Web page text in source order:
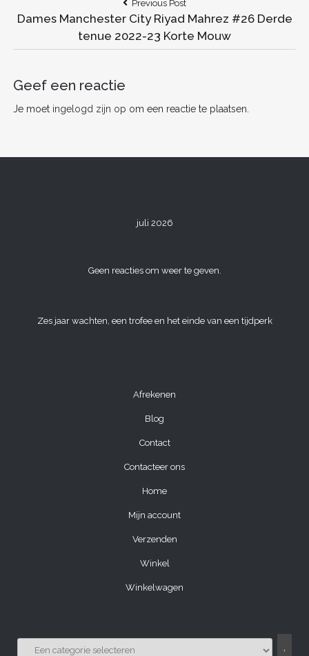
e
b
o
k
er l
e
st
di
t
e
dI
n
navigatie
Previous Post
Post:
Dames Manchester City Riyad Mahrez #26 Derde
tenue 2022-23 Korte Mouw
Geef een reactie
Je moet ingelogd zijn op om een reactie te plaatsen.
juli 2026
Geen reacties om weer te geven.
Zes jaar wachten, een trofee en het einde van een tijdperk
Afrekenen
Blog
Contact
Contacteer ons
Home
Mijn account
Verzenden
Winkel
Winkelwagen
EEN
CATEGORIE